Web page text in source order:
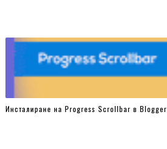
Инсталиране на Progress Scrollbar в Blogger